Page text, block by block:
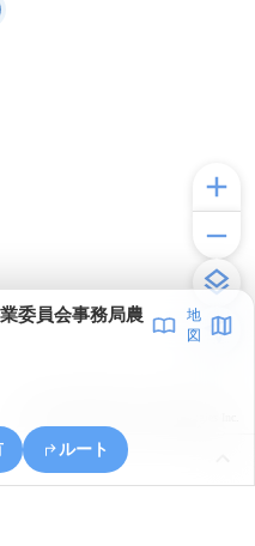
委員会事務局農
地
図
ルート